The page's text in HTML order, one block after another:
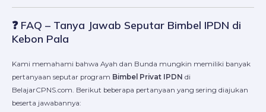
❓ FAQ – Tanya Jawab Seputar Bimbel IPDN di
Kebon Pala
Kami memahami bahwa Ayah dan Bunda mungkin memiliki banyak
pertanyaan seputar program Bimbel Privat IPDN di
BelajarCPNS.com. Berikut beberapa pertanyaan yang sering diajukan
beserta jawabannya: